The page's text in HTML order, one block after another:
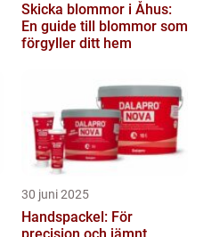
Skicka blommor i Åhus:
En guide till blommor som
förgyller ditt hem
30 juni 2025
Handspackel: För